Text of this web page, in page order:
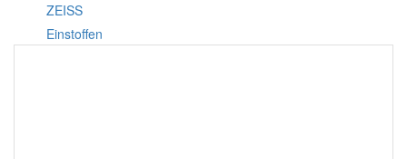
ZEISS
Einstoffen